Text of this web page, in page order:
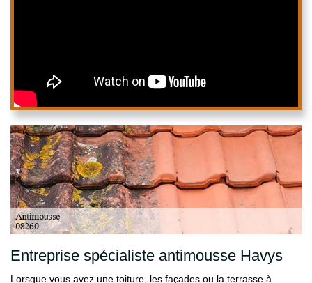
Entreprise spécialiste antimousse Havys
Lorsque vous avez une toiture, les façades ou la terrasse à